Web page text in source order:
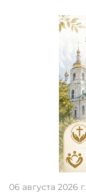
06 августа 2026 г.